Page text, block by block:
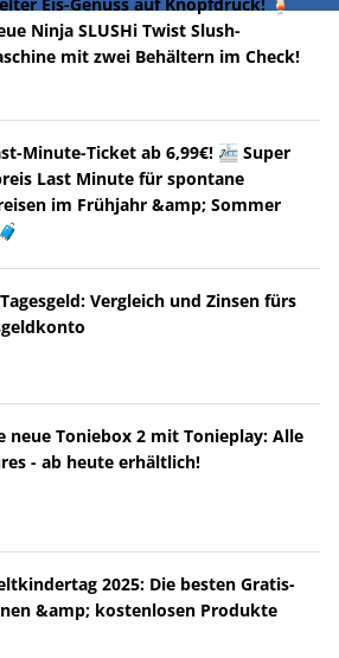
Ninja SLUSHi Twist Slush-
mit zwei Behältern im Check!
Minute-Ticket ab 6,99€! 🚈 Super
Last Minute für spontane
im Frühjahr &amp; Sommer
Vergleich und Zinsen fürs
neue Toniebox 2 mit Tonieplay: Alle
- ab heute erhältlich!
2025: Die besten Gratis-
&amp; kostenlosen Produkte